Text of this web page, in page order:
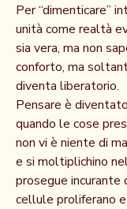
Per “dimenticare”
unità come realtà
sia vera, ma non
conforto, ma
diventa liberatorio.
Pensare è
quando le cose
non vi è niente di
e si moltiplichino
prosegue incurante
cellule proliferano